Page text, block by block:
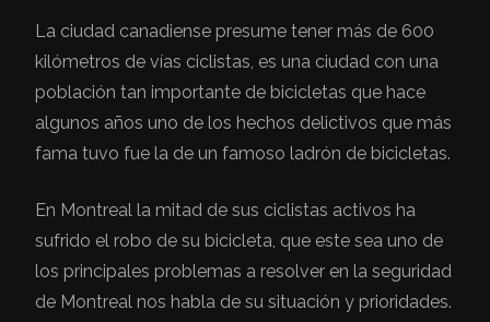
La ciudad canadiense presume tener más de 600
kilómetros de vías ciclistas, es una ciudad con una
población tan importante de bicicletas que hace
algunos años uno de los hechos delictivos que más
fama tuvo fue la de un famoso ladrón de bicicletas.
En Montreal la mitad de sus ciclistas activos ha
sufrido el robo de su bicicleta, que este sea uno de
los principales problemas a resolver en la seguridad
de Montreal nos habla de su situación y prioridades.